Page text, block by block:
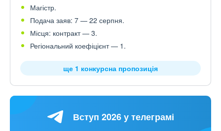
Магістр.
Подача заяв: 7 — 22 серпня.
Місця: контракт — 3.
Регіональний коефіцієнт — 1.
ще 1 конкурсна пропозиція
Вступ 2026 у телеграмі